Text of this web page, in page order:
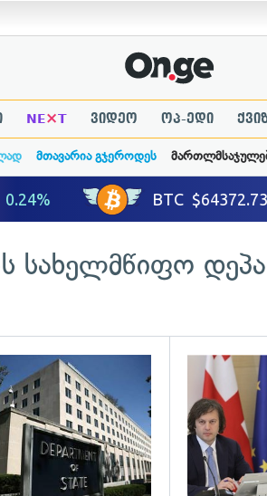
NE×T ვიდეო ოპ-ედი
მთავარია გჯეროდეს
სახელმწიფო
გადახედვა